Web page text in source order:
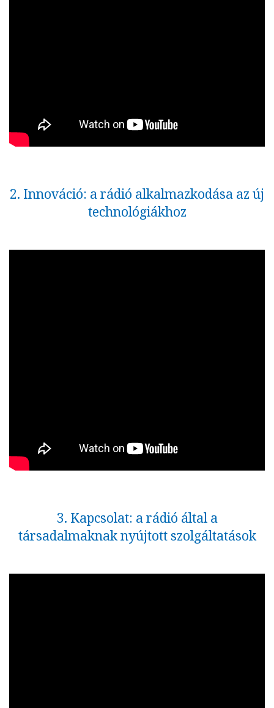
2. Innováció: a rádió alkalmazkodása az új
technológiákhoz
3. Kapcsolat: a rádió által a
társadalmaknak nyújtott szolgáltatások